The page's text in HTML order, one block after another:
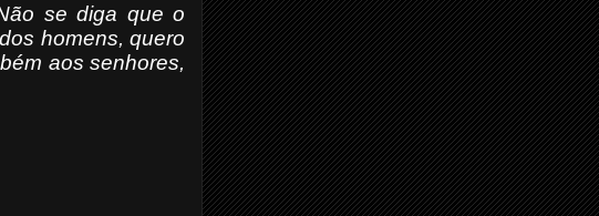
se diga que o
homens, quero
aos senhores,